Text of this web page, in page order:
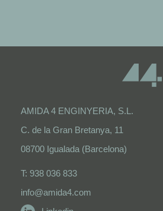
AMIDA 4 ENGINYERIA, S.L.
C. de la Gran Bretanya, 11
08700 Igualada (Barcelona)
T: 938 036 833
info@amida4.com